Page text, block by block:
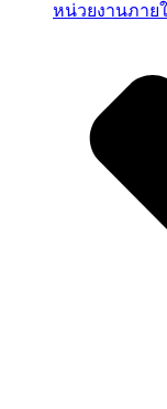
หน่วยงานภาย